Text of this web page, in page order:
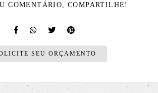
COMENTÁRIO, COMPARTILHE!
SEU ORÇAMENTO